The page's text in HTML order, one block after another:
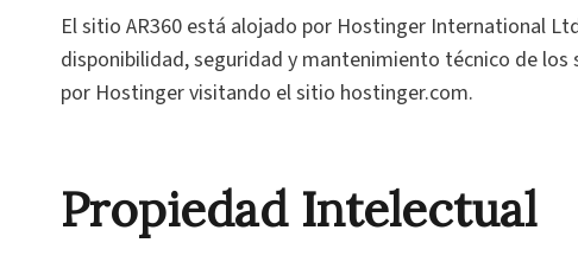
El sitio AR360 está alojado por Hostinger International
disponibilidad, seguridad y mantenimiento técnico de
por Hostinger visitando el sitio hostinger.com.
Propiedad Intelectual